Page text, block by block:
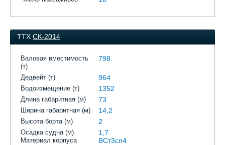
ТТХ СК-2014
Валовая вместимость
(т)
798
Дедвейт (т) 964
Водоизмещение (т) 1352
Длина габаритная (м) 73
Ширина габаритная (м) 14,2
Высота борта (м) 2
Осадка судна (м) 1,7
Материал корпуса ВСт3сп4